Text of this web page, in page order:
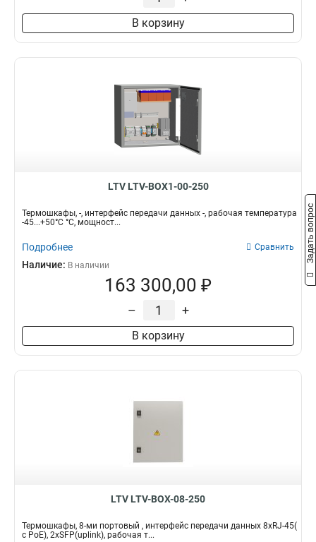
В корзину
LTV LTV-BOX1-00-250
Термошкафы, -, интерфейс передачи данных -, рабочая температура
-45...+50°C °C, мощност...
Подробнее Сравнить
Наличие: В наличии
163 300,00 ₽
– +
В корзину
LTV LTV-BOX-08-250
Термошкафы, 8-ми портовый , интерфейс передачи данных 8xRJ-45(
c PoE), 2xSFP(uplink), рабочая т...
Задать вопрос